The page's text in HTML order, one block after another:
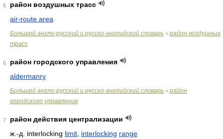
5
район воздушных трасс
air-route area
Большой англо-русский и русско-английский словарь > район воздушных
трасс
6
район городского управления
aldermanry
Большой англо-русский и русско-английский словарь > район
городского управления
7
район действия централизации
ж.-д. interlocking limit interlocking range